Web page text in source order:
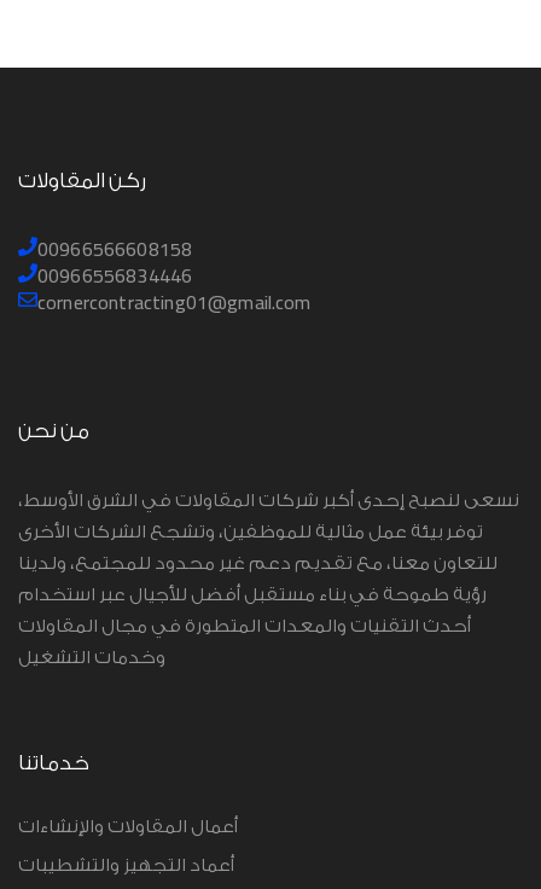
ركن المقاولات
00966566608158
00966556834446
cornercontracting01@gmail.com
من نحن
نسعى لنصبح إحدى أكبر شركات المقاولات في الشرق الأوسط،
توفر بيئة عمل مثالية للموظفين، وتشجع الشركات الأخرى
للتعاون معنا، مع تقديم دعم غير محدود للمجتمع، ولدينا
رؤية طموحة في بناء مستقبل أفضل للأجيال عبر استخدام
أحدث التقنيات والمعدات المتطورة في مجال المقاولات
وخدمات التشغيل
خدماتنا
أعمال المقاولات والإنشاءات
أعماد التجهيز والتشطيبات